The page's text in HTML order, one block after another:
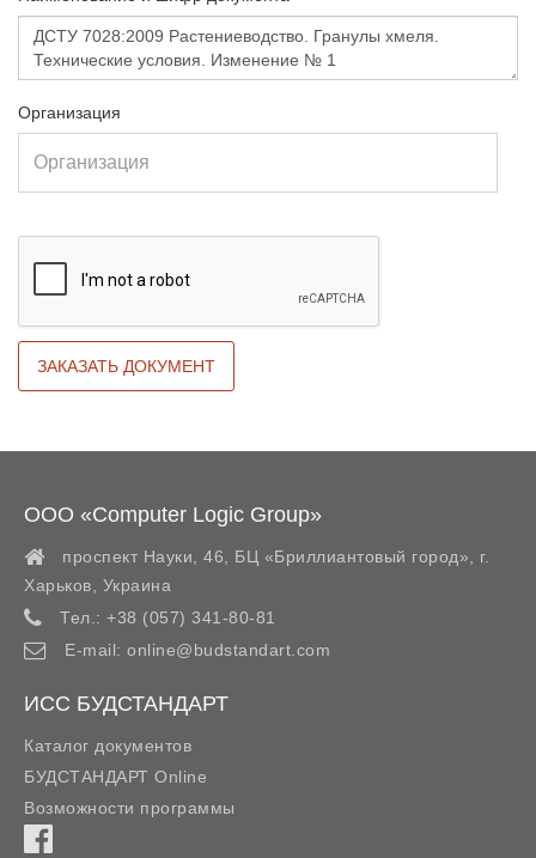
Организация
ООО «Computer Logic Group»
проспект Науки, 46, БЦ «Бриллиантовый город»,
г.
Харьков
Украина
Тел.: +38 (057) 341-80-81
E-mail: online@budstandart.com
ИСС БУДСТАНДАРТ
Каталог документов
БУДСТАНДАРТ Online
Возможности программы